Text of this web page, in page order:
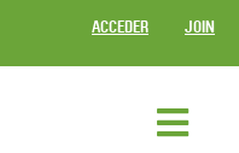
ACCEDER JOIN